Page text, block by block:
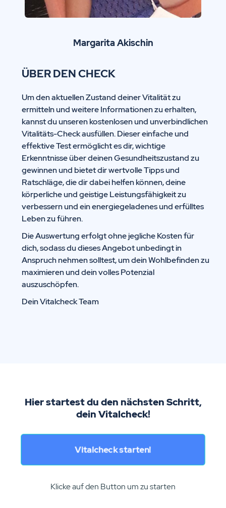
Margarita Akischin
ÜBER DEN CHECK
Um den aktuellen Zustand deiner Vitalität zu
ermitteln und weitere Informationen zu erhalten,
kannst du unseren kostenlosen und unverbindlichen
Vitalitäts-Check ausfüllen. Dieser einfache und
effektive Test ermöglicht es dir, wichtige
Erkenntnisse über deinen Gesundheitszustand zu
gewinnen und bietet dir wertvolle Tipps und
Ratschläge, die dir dabei helfen können, deine
körperliche und geistige Leistungsfähigkeit zu
verbessern und ein energiegeladenes und erfülltes
Leben zu führen.
Die Auswertung erfolgt ohne jegliche Kosten für
dich, sodass du dieses Angebot unbedingt in
Anspruch nehmen solltest, um dein Wohlbefinden zu
maximieren und dein volles Potenzial
auszuschöpfen.
Dein Vitalcheck Team
Hier startest du den nächsten Schritt,
dein Vitalcheck!
Vitalcheck starten!
Klicke auf den Button um zu starten